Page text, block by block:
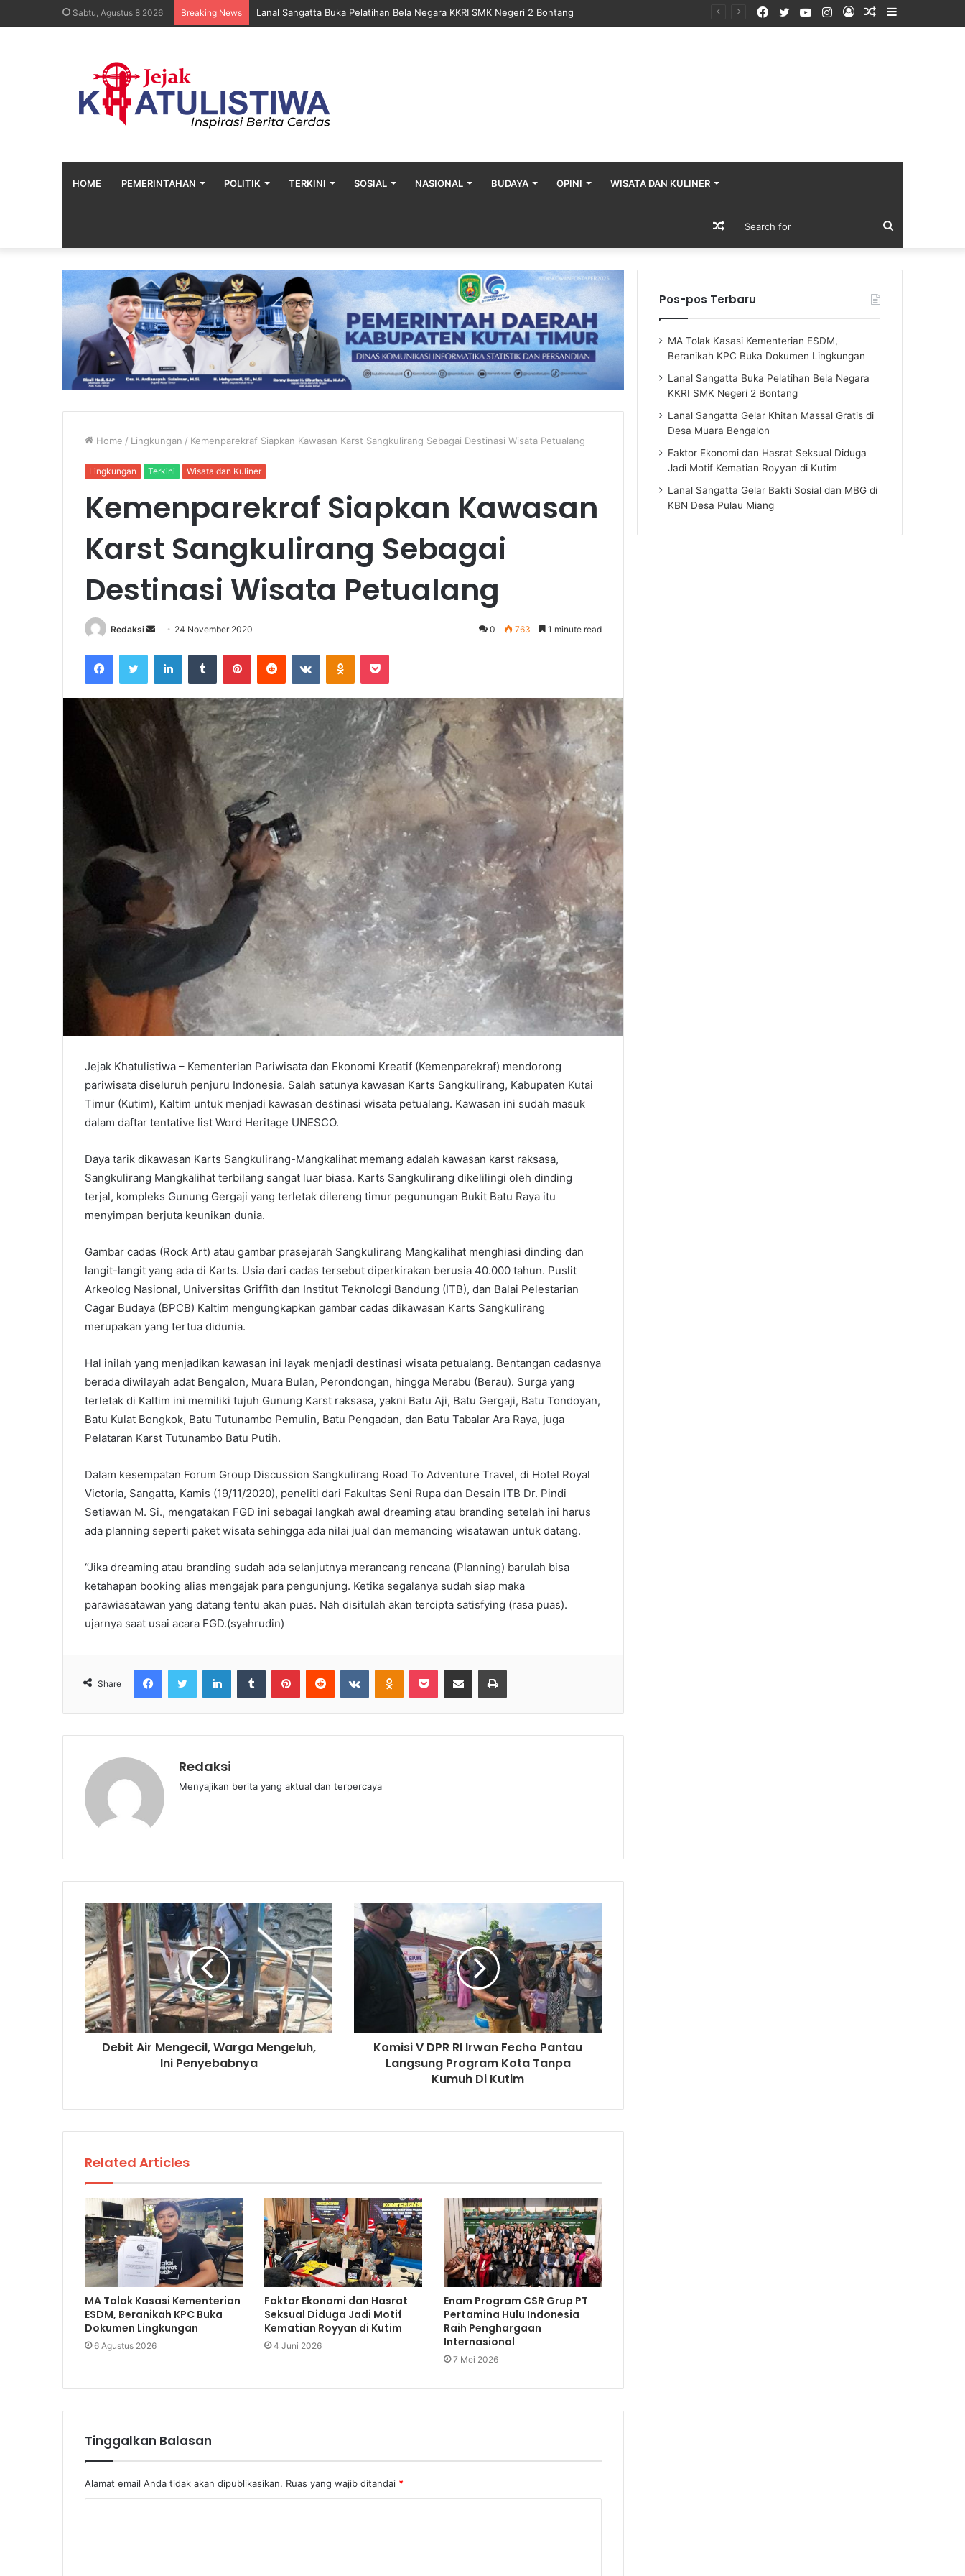
Sabtu, Agustus 8 2026 Breaking News Lanal Sangatta Gelar Khitan Massal Gratis di Desa Muara Bengalon Sidebar
Random
Log
Instagram
YouTube
Twitter
Facebook
HOME PEMERINTAHAN POLITIK TERKINI SOSIAL NASIONAL BUDAYA OPINI WISATA DAN KULINER
Search
for
Random
Article
Home / Lingkungan / Kemenparekraf Siapkan Kawasan Karst Sangkulirang Sebagai Destinasi Wisata Petualang
Lingkungan Terkini Wisata dan Kuliner
Kemenparekraf Siapkan Kawasan
Karst Sangkulirang Sebagai
Destinasi Wisata Petualang
Redaksi
Send
email
24 November 2020 0 763 1 minute read
FacebookTwitter LinkedInTumblr PinterestReddit VKontakteOdnoklassniki
Pocket
Jejak Khatulistiwa – Kementerian Pariwisata dan Ekonomi Kreatif (Kemenparekraf) mendorong
pariwisata diseluruh penjuru Indonesia. Salah satunya kawasan Karts Sangkulirang, Kabupaten Kutai
Timur (Kutim), Kaltim untuk menjadi kawasan destinasi wisata petualang. Kawasan ini sudah masuk
dalam daftar tentative list Word Heritage UNESCO.
Daya tarik dikawasan Karts Sangkulirang-Mangkalihat memang adalah kawasan karst raksasa,
Sangkulirang Mangkalihat terbilang sangat luar biasa. Karts Sangkulirang dikelilingi oleh dinding
terjal, kompleks Gunung Gergaji yang terletak dilereng timur pegunungan Bukit Batu Raya itu
menyimpan berjuta keunikan dunia.
Gambar cadas (Rock Art) atau gambar prasejarah Sangkulirang Mangkalihat menghiasi dinding dan
langit-langit yang ada di Karts. Usia dari cadas tersebut diperkirakan berusia 40.000 tahun. Puslit
Arkeolog Nasional, Universitas Griffith dan Institut Teknologi Bandung (ITB), dan Balai Pelestarian
Cagar Budaya (BPCB) Kaltim mengungkapkan gambar cadas dikawasan Karts Sangkulirang
merupakan yang tertua didunia.
Hal inilah yang menjadikan kawasan ini layak menjadi destinasi wisata petualang. Bentangan cadasnya
berada diwilayah adat Bengalon, Muara Bulan, Perondongan, hingga Merabu (Berau). Surga yang
terletak di Kaltim ini memiliki tujuh Gunung Karst raksasa, yakni Batu Aji, Batu Gergaji, Batu Tondoyan,
Batu Kulat Bongkok, Batu Tutunambo Pemulin, Batu Pengadan, dan Batu Tabalar Ara Raya, juga
Pelataran Karst Tutunambo Batu Putih.
Dalam kesempatan Forum Group Discussion Sangkulirang Road To Adventure Travel, di Hotel Royal
Victoria, Sangatta, Kamis (19/11/2020), peneliti dari Fakultas Seni Rupa dan Desain ITB Dr. Pindi
Setiawan M. Si., mengatakan FGD ini sebagai langkah awal dreaming atau branding setelah ini harus
ada planning seperti paket wisata sehingga ada nilai jual dan memancing wisatawan untuk datang.
“Jika dreaming atau branding sudah ada selanjutnya merancang rencana (Planning) barulah bisa
ketahapan booking alias mengajak para pengunjung. Ketika segalanya sudah siap maka
parawiasatawan yang datang tentu akan puas. Nah disitulah akan tercipta satisfying (rasa puas).
ujarnya saat usai acara FGD.(syahrudin)
Share
FacebookTwitter LinkedInTumblr PinterestReddit VKontakteOdnoklassniki
Pocket Share via Email Print
Redaksi
Menyajikan berita yang aktual dan terpercaya
Debit Air Mengecil, Warga Mengeluh,
Ini Penyebabnya
Komisi V DPR RI Irwan Fecho Pantau
Langsung Program Kota Tanpa
Kumuh Di Kutim
Related Articles
MA Tolak Kasasi Kementerian
ESDM, Beranikah KPC Buka
Dokumen Lingkungan
6 Agustus 2026
Faktor Ekonomi dan Hasrat
Seksual Diduga Jadi Motif
Kematian Royyan di Kutim
4 Juni 2026
Enam Program CSR Grup PT
Pertamina Hulu Indonesia
Raih Penghargaan
Internasional
7 Mei 2026
Tinggalkan Balasan
Alamat email Anda tidak akan dipublikasikan. Ruas yang wajib ditandai *
Pos-pos Terbaru
MA Tolak Kasasi Kementerian ESDM,
Beranikah KPC Buka Dokumen Lingkungan
Lanal Sangatta Buka Pelatihan Bela Negara
KKRI SMK Negeri 2 Bontang
Lanal Sangatta Gelar Khitan Massal Gratis di
Desa Muara Bengalon
Faktor Ekonomi dan Hasrat Seksual Diduga
Jadi Motif Kematian Royyan di Kutim
Lanal Sangatta Gelar Bakti Sosial dan MBG di
KBN Desa Pulau Miang